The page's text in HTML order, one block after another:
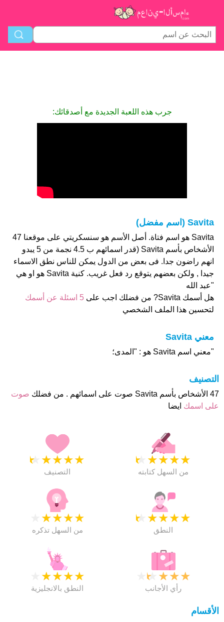
جرب هذه اللعبة الجديدة مع أصدقائك:
Savita (اسم مفضل)
Savita هو اسم فتاة. أصل الأسم هو سنسكريتي على موقعنا 47
الأشخاص بأسم Savita (قدر اسمائهم ب 4.5 نجمة من 5 يبدو
انهم راضون جدا. فى بعض من الدول يمكن للناس نطق الاسماء
جيدا , ولكن بعضهم يتوقع رد فعل غريب. كنية Savita هو او هي
"عبد الله
هل أسمك Savita? من فضلك اجب على
5 اسئلة عن أسمك
لتحسين هذا الملف الشخصي
معني Savita
"معني اسم Savita هو : "المدى؛
التصنيف
47 الأشخاص بأسم Savita صوت على اسمائهم . من فضلك
صوت
على اسمك ايضا
★
★
★
★
★
التصنيف
★
★
★
★
★
من السهل كتابته
★
★
★
★
من السهل تذكره
★
★
★
★
★
النطق
★
★
★
★
النطق بالانجليزية
★
★
★
★
رأي الأجانب
الأقسام